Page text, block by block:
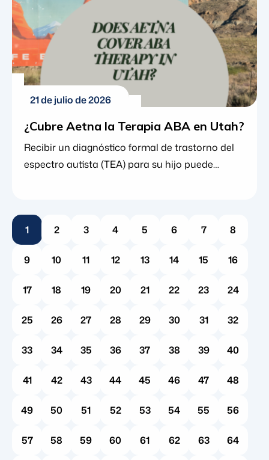
21 de julio de 2026
¿Cubre Aetna la Terapia ABA en Utah?
Recibir un diagnóstico formal de trastorno del
espectro autista (TEA) para su hijo puede
intervenciones que cambian la vida, como el
análisis conductual aplicado (terapia ABA),
también introduce una serie de obstáculos
administrativos. Para muchas familias, la
1 2 3 4 5 6 7 8
9 10 11 12 13 14 15 16
17 18 19 20 21 22 23 24
25 26 27 28 29 30 31 32
33 34 35 36 37 38 39 40
41 42 43 44 45 46 47 48
49 50 51 52 53 54 55 56
57 58 59 60 61 62 63 64